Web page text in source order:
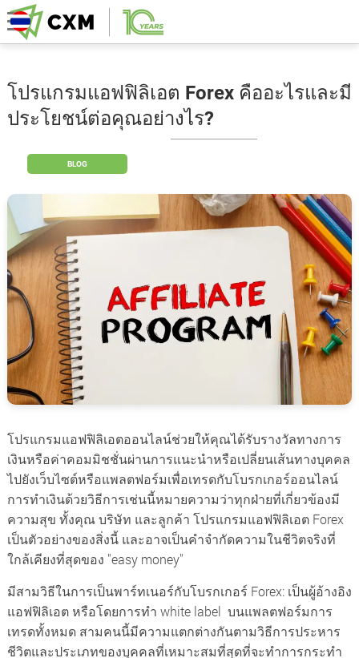
โปรแกรมแอฟฟิลิเอต Forex คืออะไรและมี
ประโยชน์ต่อคุณอย่างไร?
BLOG
โปรแกรมแอฟฟิลิเอตออนไลน์ช่วยให้คุณได้รับรางวัลทางการ
เงินหรือค่าคอมมิชชั่นผ่านการแนะนำหรือเปลี่ยนเส้นทางบุคคล
ไปยังเว็บไซต์หรือแพลตฟอร์มเพื่อเทรดกับโบรกเกอร์ออนไลน์
การทำเงินด้วยวิธีการเช่นนี้หมายความว่าทุกฝ่ายที่เกี่ยวข้องมี
ความสุข ทั้งคุณ บริษัท และลูกค้า โปรแกรมแอฟฟิลิเอต Forex
เป็นตัวอย่างของสิ่งนี้ และอาจเป็นคำจำกัดความในชีวิตจริงที่
ใกล้เคียงที่สุดของ "easy money"
มีสามวิธีในการเป็นพาร์ทเนอร์กับโบรกเกอร์ Forex: เป็นผู้อ้างอิง
แอฟฟิลิเอต หรือโดยการทำ white label บนแพลตฟอร์มการ
เทรดทั้งหมด สามคนนี้มีความแตกต่างกันตามวิธีการประหาร
ชีวิตและประเภทของบุคคลที่เหมาะสมที่สุดที่จะทำการกระทำ